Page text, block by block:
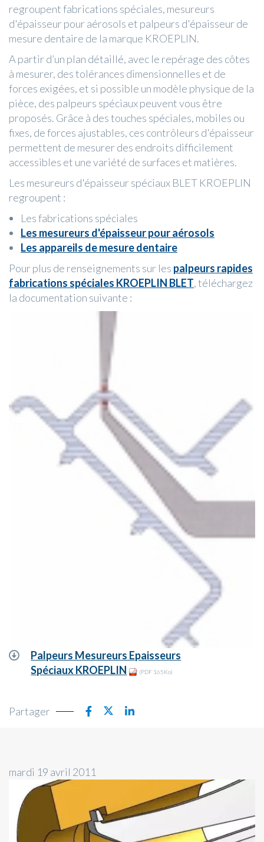
regroupent fabrications spéciales, mesureurs
d'épaisseur pour aérosols et palpeurs d'épaisseur de
mesure dentaire de la marque KROEPLIN.
A partir d’un plan détaillé, avec le repérage des côtes
à mesurer, des tolérances dimensionnelles et de
forces exigées, et si possible un modèle physique de la
pièce, des palpeurs spéciaux peuvent vous être
proposés. Grâce à des touches spéciales, mobiles ou
fixes, de forces ajustables, ces contrôleurs d'épaisseur
permettent de mesurer des endroits difficilement
accessibles et une variété de surfaces et matières.
Les mesureurs d'épaisseur spéciaux BLET KROEPLIN
regroupent :
Les fabrications spéciales
Les mesureurs d'épaisseur pour aérosols
Les appareils de mesure dentaire
Pour plus de renseignements sur les palpeurs rapides
fabrications spéciales KROEPLIN BLET, téléchargez
la documentation suivante :
Palpeurs Mesureurs Epaisseurs
Spéciaux KROEPLIN
(PDF 165Ko)
Partager
mardi 19 avril 2011